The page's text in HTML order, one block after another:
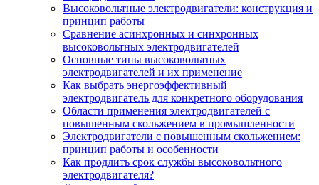
Высоковольтные электродвигатели: конструкция и
принцип работы
Сравнение асинхронных и синхронных
высоковольтных электродвигателей
Основные типы высоковольтных
электродвигателей и их применение
Как выбрать энергоэффективный
электродвигатель для конкретного оборудования
Области применения электродвигателей с
повышенным скольжением в промышленности
Электродвигатели с повышенным скольжением:
принцип работы и особенности
Как продлить срок службы высоковольтного
электродвигателя?